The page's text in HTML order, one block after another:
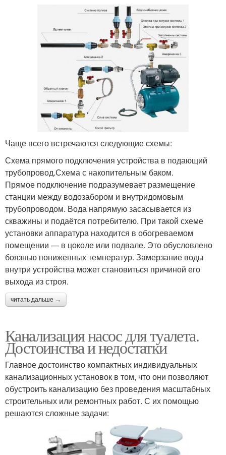
Чаще всего встречаются следующие схемы:
Схема прямого подключения устройства в подающий
трубопровод.Схема с накопительным баком.
Прямое подключение подразумевает размещение
станции между водозабором и внутридомовым
трубопроводом. Вода напрямую засасывается из
скважины и подаётся потребителю. При такой схеме
установки аппаратура находится в обогреваемом
помещении — в цоколе или подвале. Это обусловлено
боязнью пониженных температур. Замерзание воды
внутри устройства может становиться причиной его
выхода из строя.
читать дальше →
Канализация насос для туалета.
Достоинства и недостатки
Главное достоинство компактных индивидуальных
канализационных установок в том, что они позволяют
обустроить канализацию без проведения масштабных
строительных или ремонтных работ. С их помощью
решаются сложные задачи: